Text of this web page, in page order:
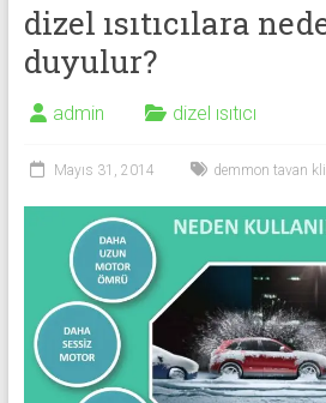
dizel ısıtıcılara
duyulur?
admin dizel ısıtıcı
Mayıs 31, 2014 demmon tavan